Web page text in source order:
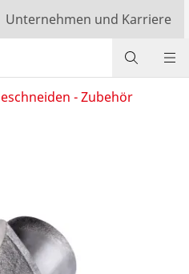
Unternehmen und Karriere
- Zubehör